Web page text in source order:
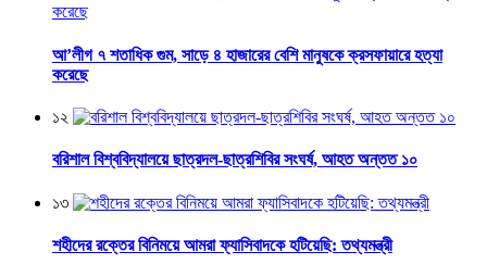
আ’লীগ ৭ শতাধিক গুম, সাড়ে ৪ হাজারের বেশি মানুষকে ক্রসফায়ারে হত্যা
করেছে
১২
বরিশাল বিশ্ববিদ্যালয়ে ছাত্রদল-ছাত্রশিবির সংঘর্ষ, আহত অন্তত ১০
১৩
শহীদের রক্তের বিনিময়ে আমরা ফ্যাসিবাদকে হটিয়েছি: তথ্যমন্ত্রী